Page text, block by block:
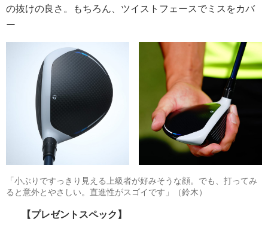
の抜けの良さ。もちろん、ツイストフェースでミスをカバ
ー
「小ぶりですっきり見える上級者が好みそうな顔。でも、打ってみ
ると意外とやさしい。直進性がスゴイです」（鈴木）
【プレゼントスペック】